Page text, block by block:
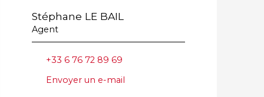
Stéphane LE BAIL
Agent
+33 6 76 72 89 69
Envoyer un e-mail